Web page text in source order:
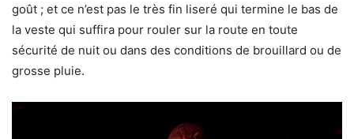
goût ; et ce n’est pas le très fin liseré qui termine le bas de
la veste qui suffira pour rouler sur la route en toute
sécurité de nuit ou dans des conditions de brouillard ou de
grosse pluie.